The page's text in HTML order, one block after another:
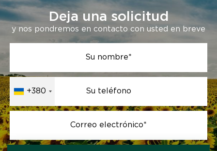
Deja una solicitud
y nos pondremos en contacto con usted en breve
Su nombre*
+380 Su teléfono
Correo electrónico*